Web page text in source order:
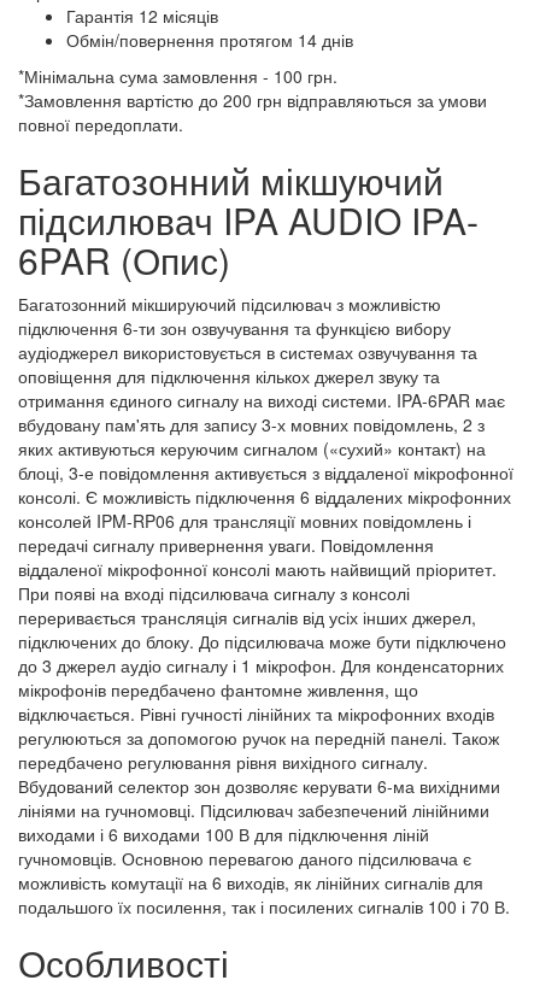
Гарантія 12 місяців
Обмін/повернення протягом 14 днів
*Мінімальна сума замовлення - 100 грн.
*Замовлення вартістю до 200 грн відправляються за умови
повної передоплати.
Багатозонний мікшуючий
підсилювач IPA AUDIO IPA-
6PAR (Опис)
Багатозонний мікшируючий підсилювач з можливістю
підключення 6-ти зон озвучування та функцією вибору
аудіоджерел використовується в системах озвучування та
оповіщення для підключення кількох джерел звуку та
отримання єдиного сигналу на виході системи. IPA-6PAR має
вбудовану пам'ять для запису 3-х мовних повідомлень, 2 з
яких активуються керуючим сигналом («сухий» контакт) на
блоці, 3-е повідомлення активується з віддаленої мікрофонної
консолі. Є можливість підключення 6 віддалених мікрофонних
консолей IPM-RP06 для трансляції мовних повідомлень і
передачі сигналу привернення уваги. Повідомлення
віддаленої мікрофонної консолі мають найвищий пріоритет.
При появі на вході підсилювача сигналу з консолі
переривається трансляція сигналів від усіх інших джерел,
підключених до блоку. До підсилювача може бути підключено
до 3 джерел аудіо сигналу і 1 мікрофон. Для конденсаторних
мікрофонів передбачено фантомне живлення, що
відключається. Рівні гучності лінійних та мікрофонних входів
регулюються за допомогою ручок на передній панелі. Також
передбачено регулювання рівня вихідного сигналу.
Вбудований селектор зон дозволяє керувати 6-ма вихідними
лініями на гучномовці. Підсилювач забезпечений лінійними
виходами і 6 виходами 100 В для підключення ліній
гучномовців. Основною перевагою даного підсилювача є
можливість комутації на 6 виходів, як лінійних сигналів для
подальшого їх посилення, так і посилених сигналів 100 і 70 В.
Особливості